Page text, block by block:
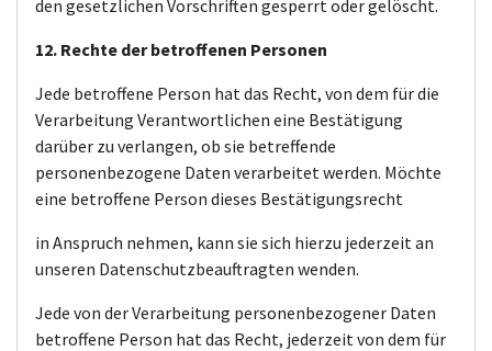
den gesetzlichen Vorschriften gesperrt oder gelöscht.
12. Rechte der betroffenen Personen
Jede betroffene Person hat das Recht, von dem für die
Verarbeitung Verantwortlichen eine Bestätigung
darüber zu verlangen, ob sie betreffende
personenbezogene Daten verarbeitet werden. Möchte
eine betroffene Person dieses Bestätigungsrecht
in Anspruch nehmen, kann sie sich hierzu jederzeit an
unseren Datenschutzbeauftragten wenden.
Jede von der Verarbeitung personenbezogener Daten
betroffene Person hat das Recht, jederzeit von dem für